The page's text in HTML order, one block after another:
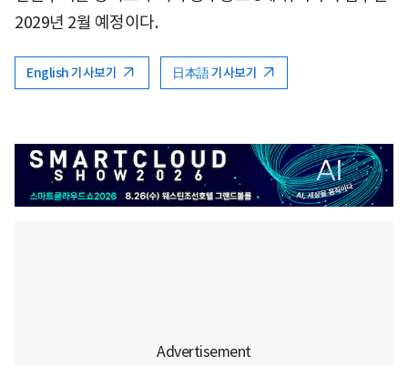
2029년 2월 예정이다.
English 기사보기 日本語 기사보기